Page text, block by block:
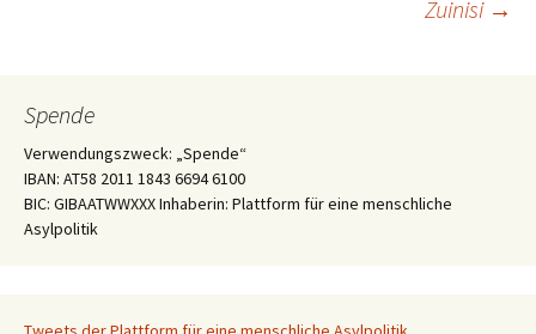
Zuinisi →
Spende
Verwendungszweck: „Spende“
IBAN: AT58 2011 1843 6694 6100
BIC: GIBAATWWXXX Inhaberin: Plattform für eine menschliche
Asylpolitik